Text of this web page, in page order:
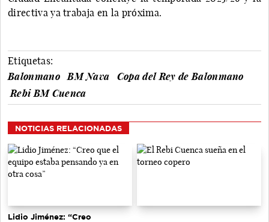
directiva ya trabaja en la próxima.
Etiquetas:
Balonmano
BM Nava
Copa del Rey de Balonmano
Rebi BM Cuenca
NOTICIAS RELACIONADAS
Lidio Jiménez: “Creo